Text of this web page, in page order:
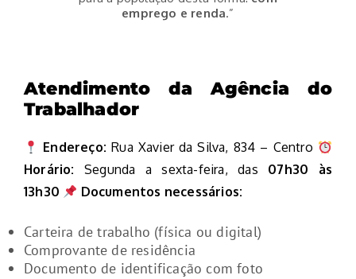
emprego e renda.”
Atendimento da Agência do
Trabalhador
Endereço: Rua Xavier da Silva, 834 – Centro
Horário: Segunda a sexta-feira, das 07h30 às
13h30
Documentos necessários:
Carteira de trabalho (física ou digital)
Comprovante de residência
Documento de identificação com foto